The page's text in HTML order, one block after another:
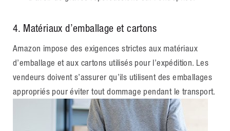
4. Matériaux d’emballage et cartons
Amazon impose des exigences strictes aux matériaux
d’emballage et aux cartons utilisés pour l’expédition. Les
vendeurs doivent s’assurer qu’ils utilisent des emballages
appropriés pour éviter tout dommage pendant le transport.